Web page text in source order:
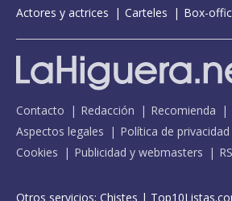
Actores y actrices
Carteles Box-
Contacto Redacción Recomienda
Aspectos legales
Política de privacidad
Cookies
Publicidad y webmasters
Otros servicios: Chistes |